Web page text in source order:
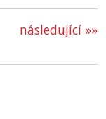
následující »»